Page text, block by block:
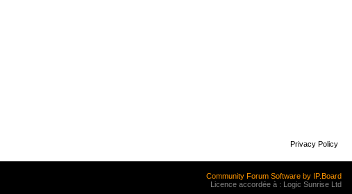
Privacy Policy
Community Forum Software by IP.Board
Licence accordée à : Logic Sunrise Ltd